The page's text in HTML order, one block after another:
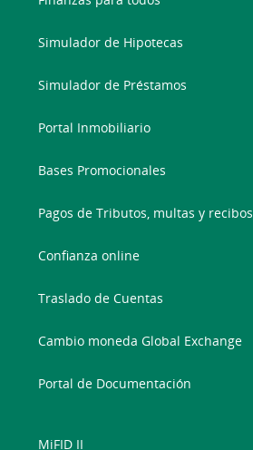
Simulador de Hipotecas
Simulador de Préstamos
Portal Inmobiliario
Bases Promocionales
Pagos de Tributos, multas y recibos
Confianza online
Traslado de Cuentas
Cambio moneda Global Exchange
Portal de Documentación
MiFID II